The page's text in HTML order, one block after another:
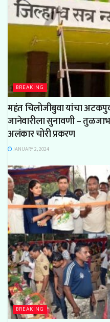
BREAKING
महंत चिलोजीबुवा यांचा
जानेवारीला सुनावणी –
अलंकार चोरी प्रकरण
JANUARY 2, 2024
BREAKING